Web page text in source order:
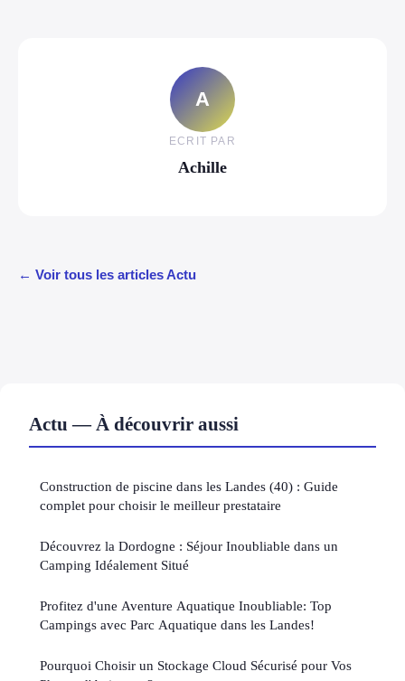
A
ECRIT PAR
Achille
← Voir tous les articles Actu
Actu — À découvrir aussi
Construction de piscine dans les Landes (40) : Guide
complet pour choisir le meilleur prestataire
Découvrez la Dordogne : Séjour Inoubliable dans un
Camping Idéalement Situé
Profitez d'une Aventure Aquatique Inoubliable: Top
Campings avec Parc Aquatique dans les Landes!
Pourquoi Choisir un Stockage Cloud Sécurisé pour Vos